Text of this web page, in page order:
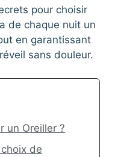
pour choisir
de chaque nuit un
en garantissant
sans douleur.
un Oreiller ?
de